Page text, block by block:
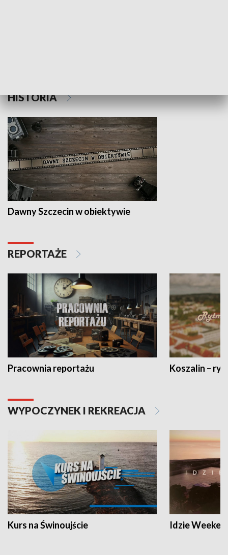
HISTORIA
Dawny Szczecin w obiektywie
REPORTAŻE
Pracownia reportażu Koszalin –
WYPOCZYNEK I REKREACJA
Kurs na Świnoujście Idzie